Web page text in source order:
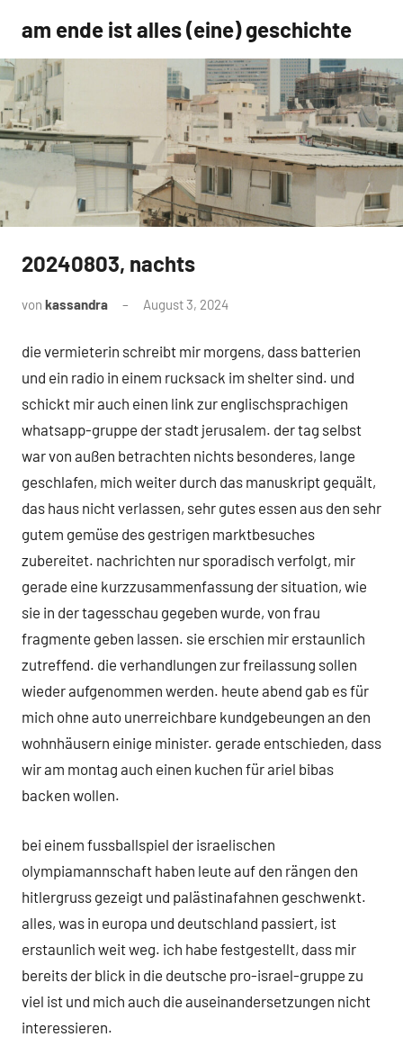
Inhalt
springen
am ende ist alles (eine) geschichte
Uncategorized
20240803, nachts
von kassandra August 3, 2024
die vermieterin schreibt mir morgens, dass batterien
und ein radio in einem rucksack im shelter sind. und
schickt mir auch einen link zur englischsprachigen
whatsapp-gruppe der stadt jerusalem. der tag selbst
war von außen betrachten nichts besonderes, lange
geschlafen, mich weiter durch das manuskript gequält,
das haus nicht verlassen, sehr gutes essen aus den sehr
gutem gemüse des gestrigen marktbesuches
zubereitet. nachrichten nur sporadisch verfolgt, mir
gerade eine kurzzusammenfassung der situation, wie
sie in der tagesschau gegeben wurde, von frau
fragmente geben lassen. sie erschien mir erstaunlich
zutreffend. die verhandlungen zur freilassung sollen
wieder aufgenommen werden. heute abend gab es für
mich ohne auto unerreichbare kundgebeungen an den
wohnhäusern einige minister. gerade entschieden, dass
wir am montag auch einen kuchen für ariel bibas
backen wollen.
bei einem fussballspiel der israelischen
olympiamannschaft haben leute auf den rängen den
hitlergruss gezeigt und palästinafahnen geschwenkt.
alles, was in europa und deutschland passiert, ist
erstaunlich weit weg. ich habe festgestellt, dass mir
bereits der blick in die deutsche pro-israel-gruppe zu
viel ist und mich auch die auseinandersetzungen nicht
interessieren.